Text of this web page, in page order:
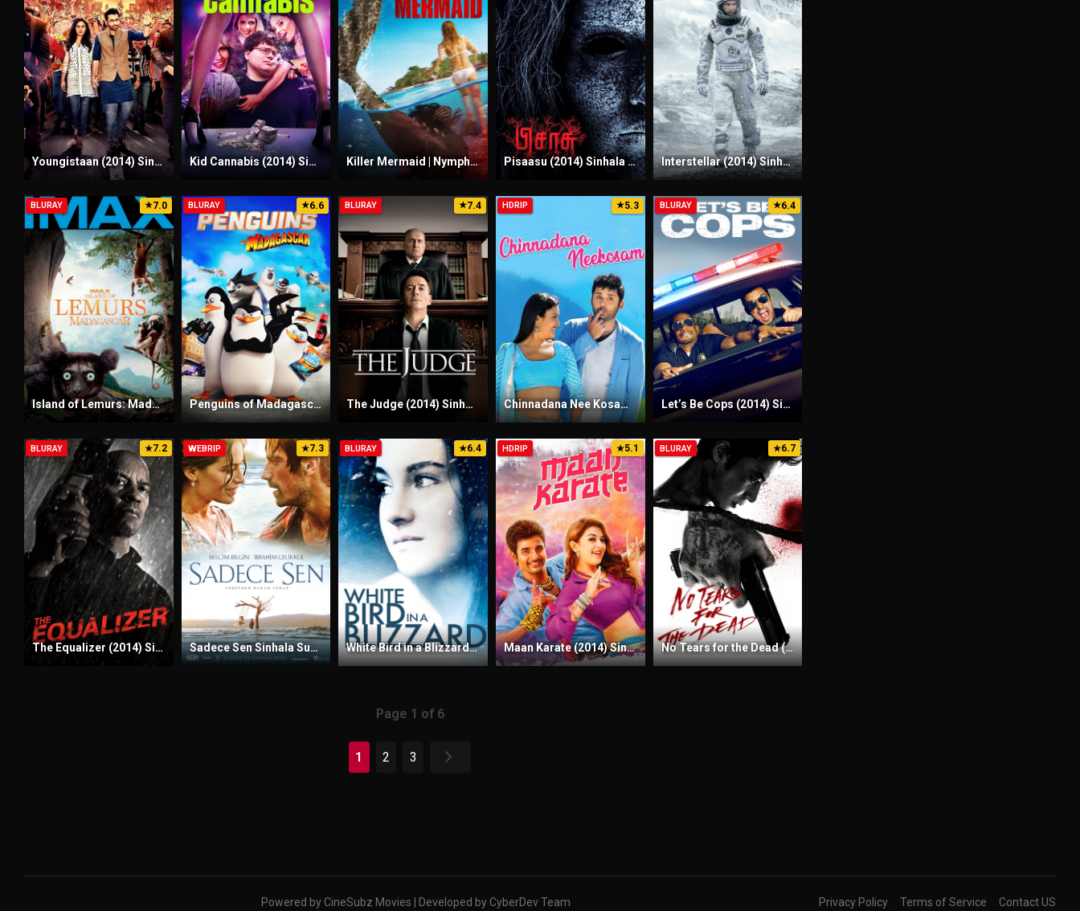
Youngistaan (2014) Sinhala Subtitles | සිංහල උපසිරැසි සමඟ Kid Cannabis (2014) Sinhala Subtitles | සිංහල උපසිරැසි සමඟ Killer Mermaid | Nymph (2014) Sinhala Subtitles | සිංහල උපසිරැසි සමඟ Pisaasu (2014) Sinhala Subtitles | සිංහල උපසිරැසි සමඟ Interstellar (2014) Sinhala Subtitles | සිංහල උපසිරැසි සමඟ
★7.0
BLURAY
Island of Lemurs: Madagascar (2014) Sinhala Subtitles | සිංහල උපසිරැසි සමඟ
★6.6
BLURAY
Penguins of Madagascar (2014) Sinhala Subtitles | සිංහල උපසිරැසි සමඟ
★7.4
BLURAY
The Judge (2014) Sinhala Subtitles | සිංහල උපසිරැසි සමඟ
★5.3
HDRIP
Chinnadana Nee Kosam (2014) Sinhala Subtitles | සිංහල උපසිරැසි සමඟ
★6.4
BLURAY
Let’s Be Cops (2014) Sinhala Subtitles | සිංහල උපසිරැසි සමඟ
★7.2
BLURAY
The Equalizer (2014) Sinhala Subtitles | සිංහල උපසිරැසි සමඟ
★7.3
WEBRIP
Sadece Sen Sinhala Subtitles | සිංහල උපසිරැසි සමඟ
★6.4
BLURAY
White Bird in a Blizzard (2014) Sinhala Subtitles | සිංහල උපසිරැසි සමඟ
★5.1
HDRIP
Maan Karate (2014) Sinhala Subtitles | සිංහල උපසිරැසි සමඟ
★6.7
BLURAY
No Tears for the Dead (2014) Sinhala Subtitles | සිංහල උපසිරැසි සමඟ
Page 1 of 6
1 2 3
Privacy Policy Terms of Service Contact US
Powered by CineSubz Movies | Developed by CyberDev Team